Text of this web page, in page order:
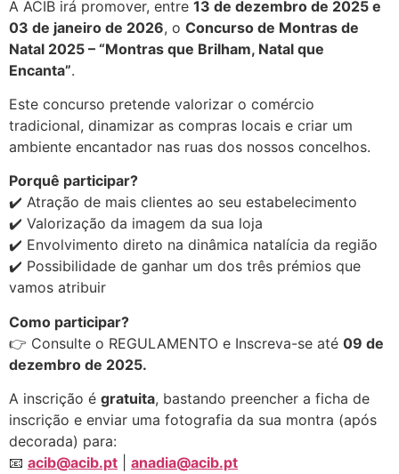
A ACIB irá promover, entre 13 de dezembro de 2025 e
03 de janeiro de 2026, o Concurso de Montras de
Natal 2025 – “Montras que Brilham, Natal que
Encanta”.
Este concurso pretende valorizar o comércio
tradicional, dinamizar as compras locais e criar um
ambiente encantador nas ruas dos nossos concelhos.
Porquê participar?
✔️ Atração de mais clientes ao seu estabelecimento
✔️ Valorização da imagem da sua loja
✔️ Envolvimento direto na dinâmica natalícia da região
✔️ Possibilidade de ganhar um dos três prémios que
vamos atribuir
Como participar?
👉 Consulte o REGULAMENTO e Inscreva-se até 09 de
dezembro de 2025.
A inscrição é gratuita, bastando preencher a ficha de
inscrição e enviar uma fotografia da sua montra (após
decorada) para:
📧 acib@acib.pt
anadia@acib.pt